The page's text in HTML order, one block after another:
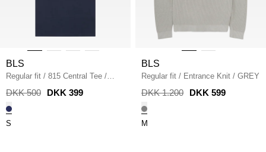
BLS
Regular fit / 815 Central Tee /
NAVY
DKK 500 DKK 399
S
BLS
Regular fit / Entrance Knit / GREY
DKK 1.200 DKK 599
M